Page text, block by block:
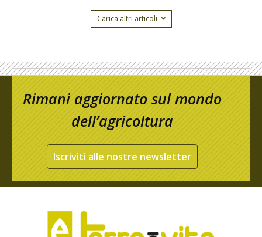
Carica altri articoli
Rimani aggiornato sul mondo
dell’agricoltura
Iscriviti alle nostre newsletter